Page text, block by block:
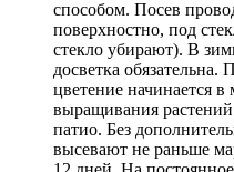
способом. Посев
поверхностно, под
стекло убирают). В
досветка обязательна.
цветение начинается в
выращивания растений
патио. Без
высевают не раньше